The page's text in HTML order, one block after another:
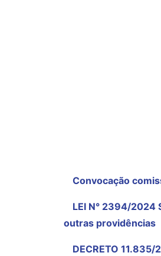
Convocação
LEI N° 2394/2024
outras providências
DECRETO